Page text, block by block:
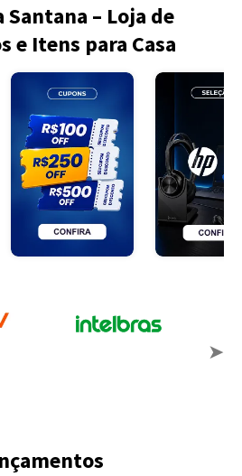
– Loja de
e Itens para Casa